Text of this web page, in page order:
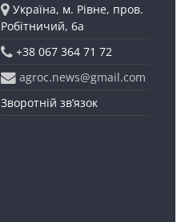
Україна, м. Рівне, пров.
Робітничий, 6а
+38 067 364 71 72
agroc.news@gmail.com
Зворотній зв’язок